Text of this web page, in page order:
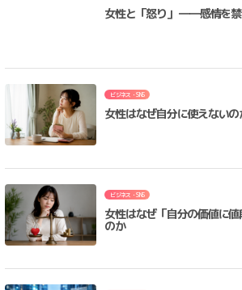
女性と「怒り」 ――感情を
ビジネス・SNS
女性はなぜ自分に使えないの
ビジネス・SNS
女性はなぜ「自分の価値に
のか